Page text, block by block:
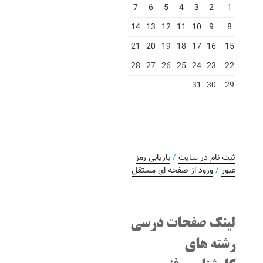
1
2
3
4
5
6
7
8
9
10
11
12
13
14
15
16
17
18
19
20
21
22
23
24
25
26
27
28
29
30
31
ثبت نام در سایت/بازیابی رمز
عبور /ورود از صفحه ای مستقل
لینک صفحات درسی
رشته های